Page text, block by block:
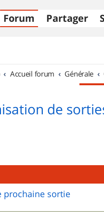
Forum Partager
Accueil forum Générale
de
prochaine sortie